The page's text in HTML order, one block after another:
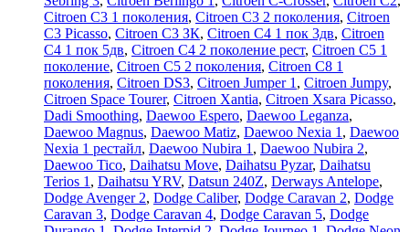
Citroen C3 1 поколения, Citroen C3 2 поколения, Citroen
C3 Picasso, Citroen C3 ЗК, Citroen C4 1 пок 3дв, Citroen
C4 1 пок 5дв, Citroen C4 2 поколение рест, Citroen C5 1
поколение, Citroen C5 2 поколения, Citroen C8 1
поколения, Citroen DS3, Citroen Jumper 1 , Citroen Jumpy,
Citroen Space Tourer, Citroen Xantia, Citroen Xsara Picasso,
Dadi Smoothing, Daewoo Espero, Daewoo Leganza,
Daewoo Magnus, Daewoo Matiz, Daewoo Nexia 1 , Daewoo
Nexia 1 рестайл, Daewoo Nubira 1 , Daewoo Nubira 2,
Daewoo Tico, Daihatsu Move, Daihatsu Pyzar, Daihatsu
Terios 1 , Daihatsu YRV, Datsun 240Z, Derways Antelope,
Dodge Avenger 2, Dodge Caliber, Dodge Caravan 2, Dodge
Caravan 3, Dodge Caravan 4, Dodge Caravan 5, Dodge